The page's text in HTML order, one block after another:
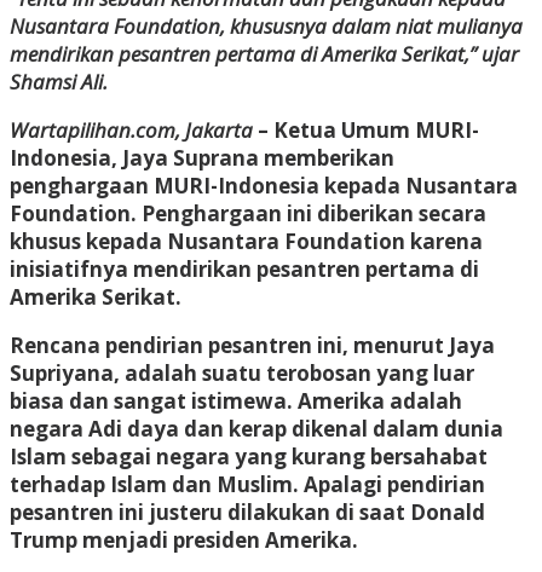
Nusantara Foundation, khususnya dalam niat mulianya
mendirikan pesantren pertama di Amerika Serikat,” ujar
Shamsi Ali.
Wartapilihan.com, Jakarta – Ketua Umum MURI-
Indonesia, Jaya Suprana memberikan
penghargaan MURI-Indonesia kepada Nusantara
Foundation. Penghargaan ini diberikan secara
khusus kepada Nusantara Foundation karena
inisiatifnya mendirikan pesantren pertama di
Amerika Serikat.
Rencana pendirian pesantren ini, menurut Jaya
Supriyana, adalah suatu terobosan yang luar
biasa dan sangat istimewa. Amerika adalah
negara Adi daya dan kerap dikenal dalam dunia
Islam sebagai negara yang kurang bersahabat
terhadap Islam dan Muslim. Apalagi pendirian
pesantren ini justeru dilakukan di saat Donald
Trump menjadi presiden Amerika.